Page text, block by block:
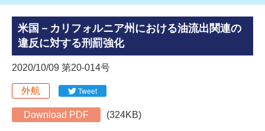
米国－カリフォルニア州における油流出関連の
違反に対する刑罰強化
2020/10/09 第20-014号
外航 Tweet
Download PDF (324KB)